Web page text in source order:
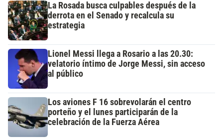
La Rosada busca culpables después de la
derrota en el Senado y recalcula su
estrategia
Lionel Messi llega a Rosario a las 20.30:
velatorio íntimo de Jorge Messi, sin acceso
al público
Los aviones F 16 sobrevolarán el centro
porteño y el lunes participarán de la
celebración de la Fuerza Aérea